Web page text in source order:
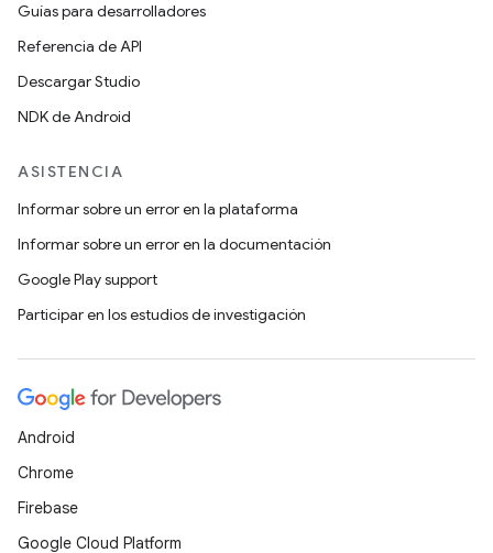
Guías para desarrolladores
Referencia de API
Descargar Studio
NDK de Android
ASISTENCIA
Informar sobre un error en la plataforma
Informar sobre un error en la documentación
Google Play support
Participar en los estudios de investigación
Android
Chrome
Firebase
Google Cloud Platform